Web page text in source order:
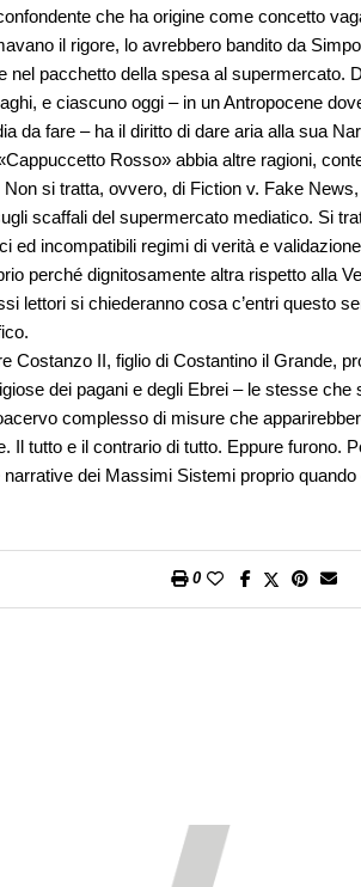
che ha origine come concetto
il rigore, lo avrebbero bandito da
nel pacchetto della spesa al supermercato.
e ciascuno oggi – in un Antropocene
da fare – ha il diritto di dare aria alla sua
Rosso» abbia altre ragioni,
si tratta, ovvero, di Fiction v. Fake
scaffali del supermercato mediatico. Si
ed incompatibili regimi di verità e
perché dignitosamente altra rispetto alla
lettori si chiederanno cosa c’entri questo
Costanzo II, figlio di Costantino il Grande,
dei pagani e degli Ebrei – le stesse che
complesso di misure che
Il tutto e il contrario di tutto. Eppure furono.
narrative dei Massimi Sistemi proprio
0